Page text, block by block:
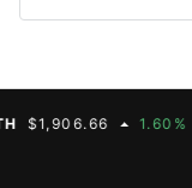
1.60% XRP